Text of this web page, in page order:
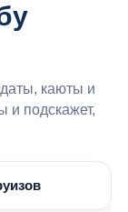
каюты и
и подскажет,